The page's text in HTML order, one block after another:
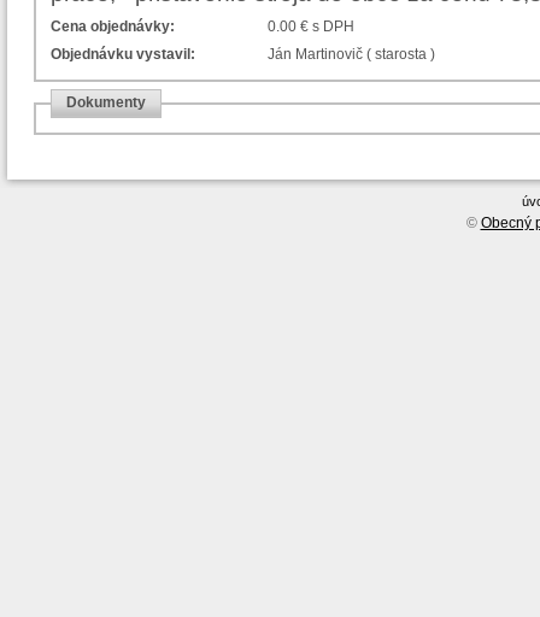
Cena objednávky:
0.00 € s DPH
Objednávku vystavil:
Ján Martinovič ( starosta )
Dokumenty
© Obecný